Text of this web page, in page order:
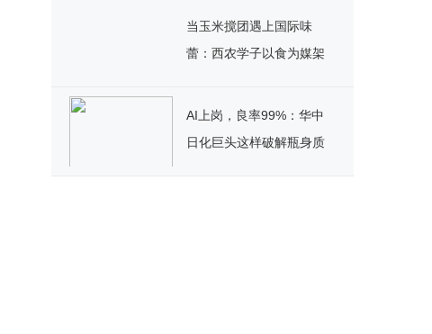
当玉米搅团遇上国际味
蕾：西农学子以食为媒架
AI上岗，良率99%：华中
日化巨头这样破解瓶身质